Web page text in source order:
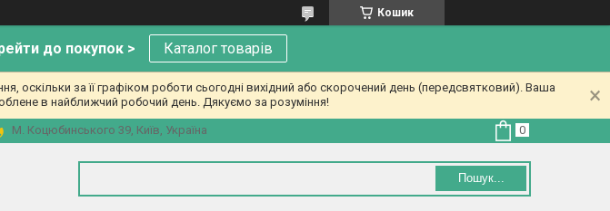
Кошик
до покупок > Каталог товарів
за її графіком роботи сьогодні вихідний або скорочений день (передсвятковий). Ваша
в найближчий робочий день. Дякуємо за розуміння!
М. Коцюбинського 39, Київ, Україна
Пошук...